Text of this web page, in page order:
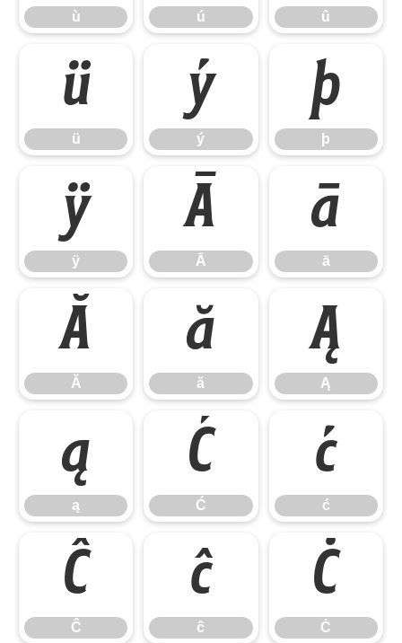
ù ú û
ü
ü
ý
ý
þ
þ
ÿ
ÿ
Ā
Ā
ā
ā
Ă
Ă
ă
ă
Ą
Ą
ą
ą
Ć
Ć
ć
ć
Ĉ
Ĉ
ĉ
ĉ
Ċ
Ċ